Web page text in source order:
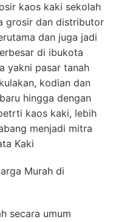
kaos kaki sekolah
grosir dan distributor
dan juga jadi
di ibukota
yakni pasar tanah
kodian dan
hingga dengan
kaos kaki, lebih
menjadi mitra
Kaki
Murah di
secara umum